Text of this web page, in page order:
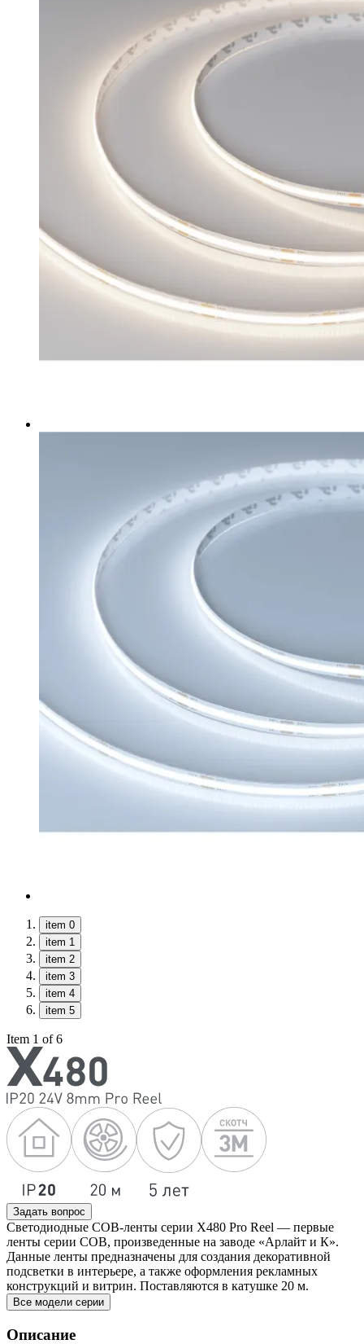
item 0
item 1
item 2
item 3
item 4
item 5
Item 1 of 6
Задать вопрос
Светодиодные COB-ленты серии X480 Pro Reel — первые
ленты серии COB, произведенные на заводе «Арлайт и К».
Данные ленты предназначены для создания декоративной
подсветки в интерьере, а также оформления рекламных
конструкций и витрин. Поставляются в катушке 20 м.
Все модели серии
Описание